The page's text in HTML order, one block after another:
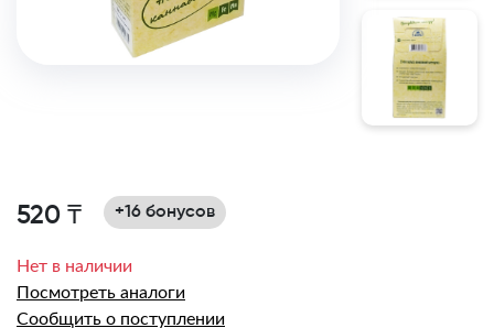
520 ₸ +16 бонусов
Нет в наличии
Посмотреть аналоги
Сообщить о поступлении